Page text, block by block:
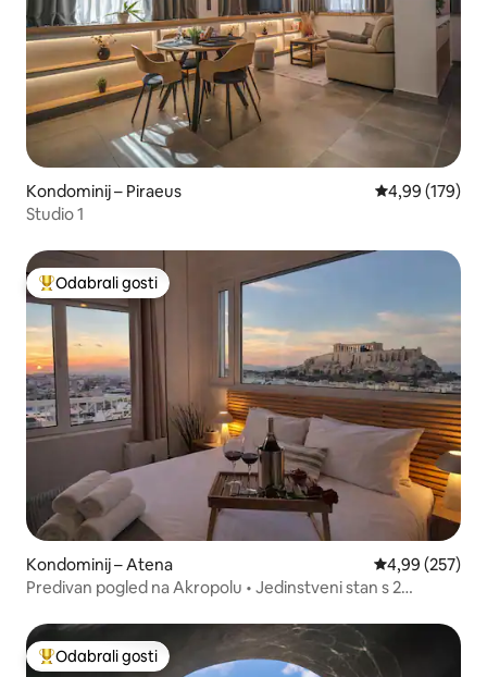
Kondominij – Piraeus Prosječna
4,99 (179)
Studio 1
Među najviše rangiranima s oznakom „Odabrali gosti”
Odabrali gosti
Kondominij – Atena Prosječna
4,99 (257)
Predivan pogled na Akropolu • Jedinstveni stan s 2
Među najviše rangiranima s oznakom „Odabrali gosti”
Odabrali gosti